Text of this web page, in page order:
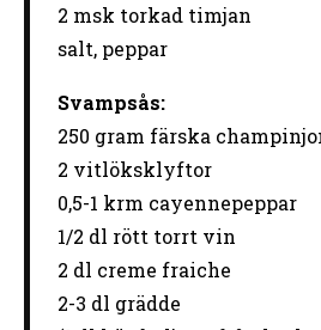
2 msk torkad timjan
salt, peppar
Svampsås:
250 gram färska
2 vitlöksklyftor
0,5-1 krm cayennepeppar
1/2 dl rött torrt vin
2 dl creme fraiche
2-3 dl grädde